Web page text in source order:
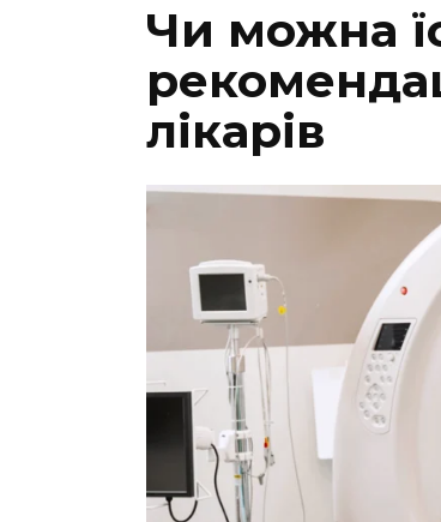
Чи можна
лікарів